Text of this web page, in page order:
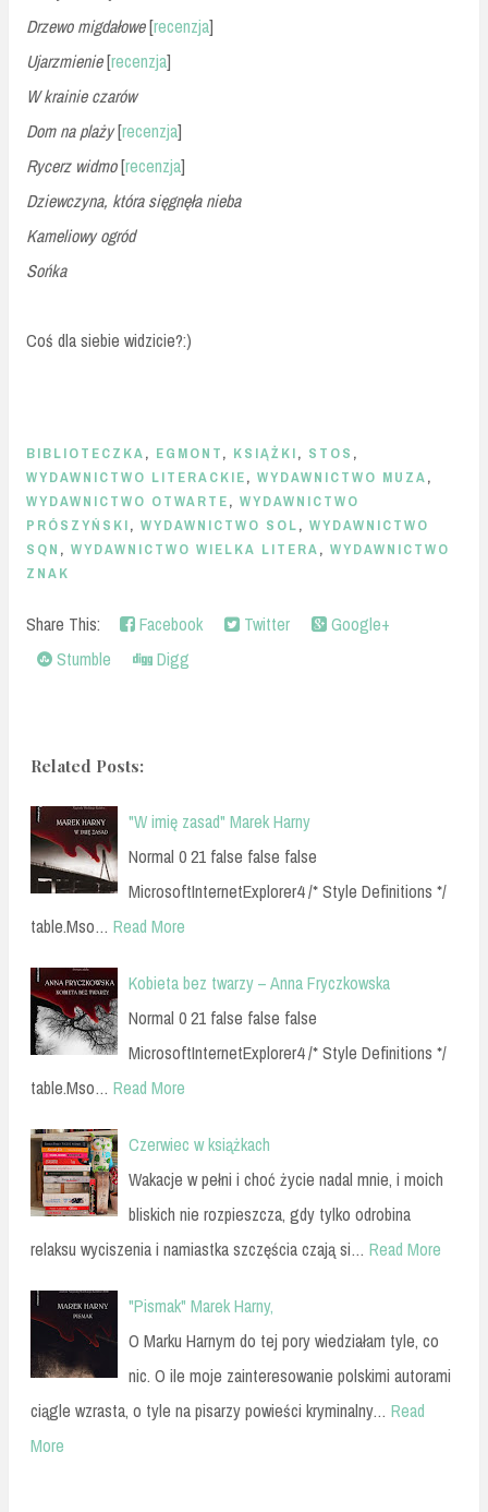
Drzewo migdałowe[recenzja]
Ujarzmienie[recenzja]
W krainie czarów
Dom na plaży[recenzja]
Rycerz widmo[recenzja]
Dziewczyna, która sięgnęła nieba
Kameliowy ogród
Sońka
Coś dla siebie widzicie?:)
BIBLIOTECZKA, EGMONT, KSIĄŻKI, STOS ,
WYDAWNICTWO LITERACKIE, WYDAWNICTWO MUZA,
WYDAWNICTWO OTWARTE, WYDAWNICTWO
PRÓSZYŃSKI, WYDAWNICTWO SOL, WYDAWNICTWO
SQN , WYDAWNICTWO WIELKA LITERA, WYDAWNICTWO
ZNAK
Share This: Facebook Twitter
Google+
Stumble
Digg
Related Posts:
"W imię zasad" Marek Harny
Normal 0 21 false false false
MicrosoftInternetExplorer4 /* Style Definitions */
table.Mso… Read More
Kobieta bez twarzy – Anna Fryczkowska
Normal 0 21 false false false
MicrosoftInternetExplorer4 /* Style Definitions */
table.Mso… Read More
Czerwiec w książkach
Wakacje w pełni i choć życie nadal mnie, i moich
bliskich nie rozpieszcza, gdy tylko odrobina
relaksu wyciszenia i namiastka szczęścia czają si… Read More
"Pismak" Marek Harny,
O Marku Harnym do tej pory wiedziałam tyle, co
nic. O ile moje zainteresowanie polskimi autorami
ciągle wzrasta, o tyle na pisarzy powieści kryminalny… Read
More